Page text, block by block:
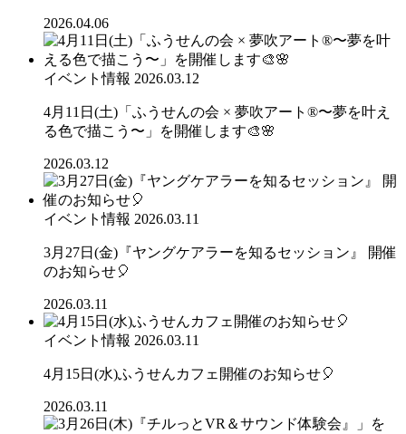
2026.04.06
イベント情報 2026.03.12
4月11日(土)「ふうせんの会 × 夢吹アート®〜夢を叶え
る色で描こう〜」を開催します🎨🌸
2026.03.12
イベント情報 2026.03.11
3月27日(金)『ヤングケアラーを知るセッション』 開催
のお知らせ🎈
2026.03.11
イベント情報 2026.03.11
4月15日(水)ふうせんカフェ開催のお知らせ🎈
2026.03.11